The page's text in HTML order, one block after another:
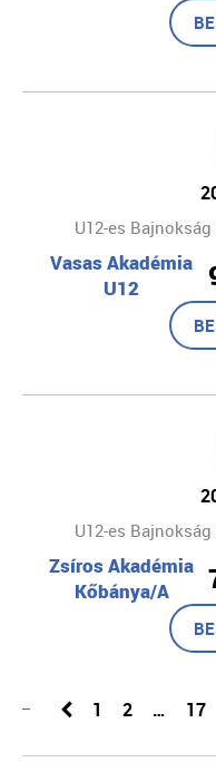
U12-es
Vasas Akadémia
U12
U12-es
Zsíros Akadémia
Kőbánya/A
1 2 … 17